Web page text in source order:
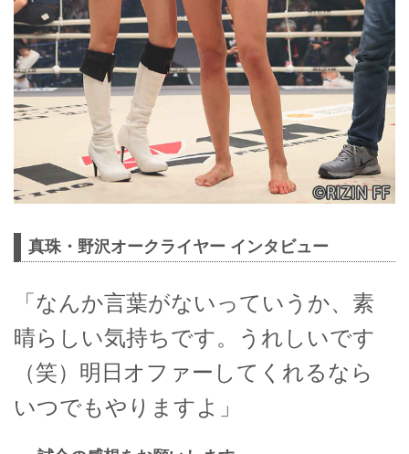
真珠・野沢オークライヤー インタビュー
「なんか言葉がないっていうか、素
晴らしい気持ちです。うれしいです
（笑）明日オファーしてくれるなら
いつでもやりますよ」